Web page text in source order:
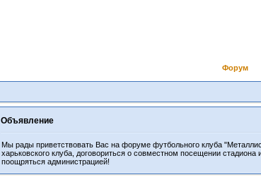
Форум
Объявление
Мы рады приветствовать Вас на форуме футбольного клуба
харьковского клуба, договориться о совместном посещении
поощряться администрацией!